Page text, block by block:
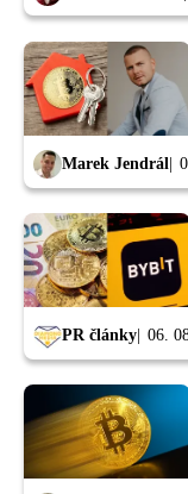
Marek Jendrál
PR články 06.